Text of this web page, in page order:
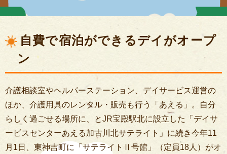
サ
ト
自費で宿泊ができるデイがオープ
ン
介護相談室やヘルパーステーション、デイサービス運営の
ほか、介護用具のレンタル・販売も行う「あえる」。自分
らしく過ごせる場所に、とJR宝殿駅北に設立した「デイサ
ービスセンターあえる加古川北サテライト」に続き今年11
月1日、東神吉町に「サテライトⅡ号館」（定員18人）がオ